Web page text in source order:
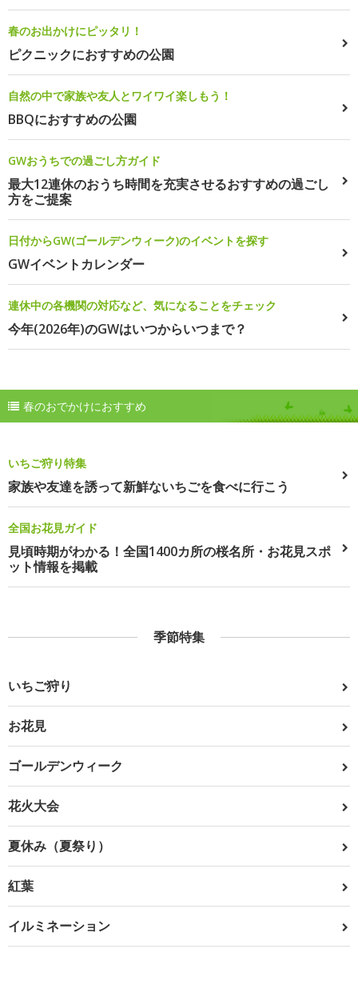
春のお出かけにピッタリ！
ピクニックにおすすめの公園
自然の中で家族や友人とワイワイ楽しもう！
BBQにおすすめの公園
GWおうちでの過ごし方ガイド
最大12連休のおうち時間を充実させるおすすめの過ごし
方をご提案
日付からGW(ゴールデンウィーク)のイベントを探す
GWイベントカレンダー
連休中の各機関の対応など、気になることをチェック
今年(2026年)のGWはいつからいつまで？
春のおでかけにおすすめ
いちご狩り特集
家族や友達を誘って新鮮ないちごを食べに行こう
全国お花見ガイド
見頃時期がわかる！全国1400カ所の桜名所・お花見スポ
ット情報を掲載
季節特集
いちご狩り
お花見
ゴールデンウィーク
花火大会
夏休み（夏祭り）
紅葉
イルミネーション